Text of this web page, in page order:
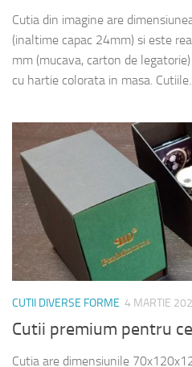
Cutia din imagine are
(inaltime capac 24mm) si este
mm (mucava, carton de
cu hartie colorata in masa.
CUTII DIVERSE FORME 4 MARTIE
Cutii premium pentru
Cutia are dimensiunile